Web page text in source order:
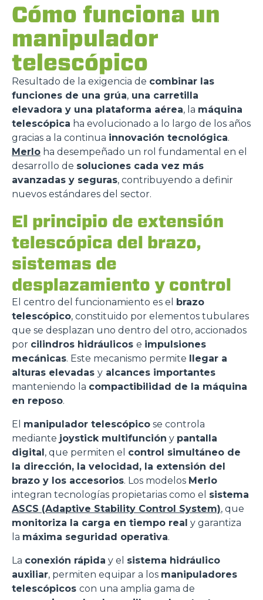
Cómo funciona un
manipulador
telescópico
Resultado de la exigencia de combinar las
funciones de una grúa, una carretilla
elevadora y una plataforma aérea, la máquina
telescópica ha evolucionado a lo largo de los años
gracias a la continua innovación tecnológica.
Merlo ha desempeñado un rol fundamental en el
desarrollo de soluciones cada vez más
avanzadas y seguras, contribuyendo a definir
nuevos estándares del sector.
El principio de extensión
telescópica del brazo,
sistemas de
desplazamiento y control
El centro del funcionamiento es el brazo
telescópico, constituido por elementos tubulares
que se desplazan uno dentro del otro, accionados
por cilindros hidráulicos e impulsiones
mecánicas. Este mecanismo permite llegar a
alturas elevadas y alcances importantes
manteniendo la compactibilidad de la máquina
en reposo.
El manipulador telescópico se controla
mediante joystick multifunción y pantalla
digital, que permiten el control simultáneo de
la dirección, la velocidad, la extensión del
brazo y los accesorios. Los modelos Merlo
integran tecnologías propietarias como el sistema
ASCS (Adaptive Stability Control System), que
monitoriza la carga en tiempo real y garantiza
la máxima seguridad operativa.
La conexión rápida y el sistema hidráulico
auxiliar, permiten equipar a los manipuladores
telescópicos con una amplia gama de